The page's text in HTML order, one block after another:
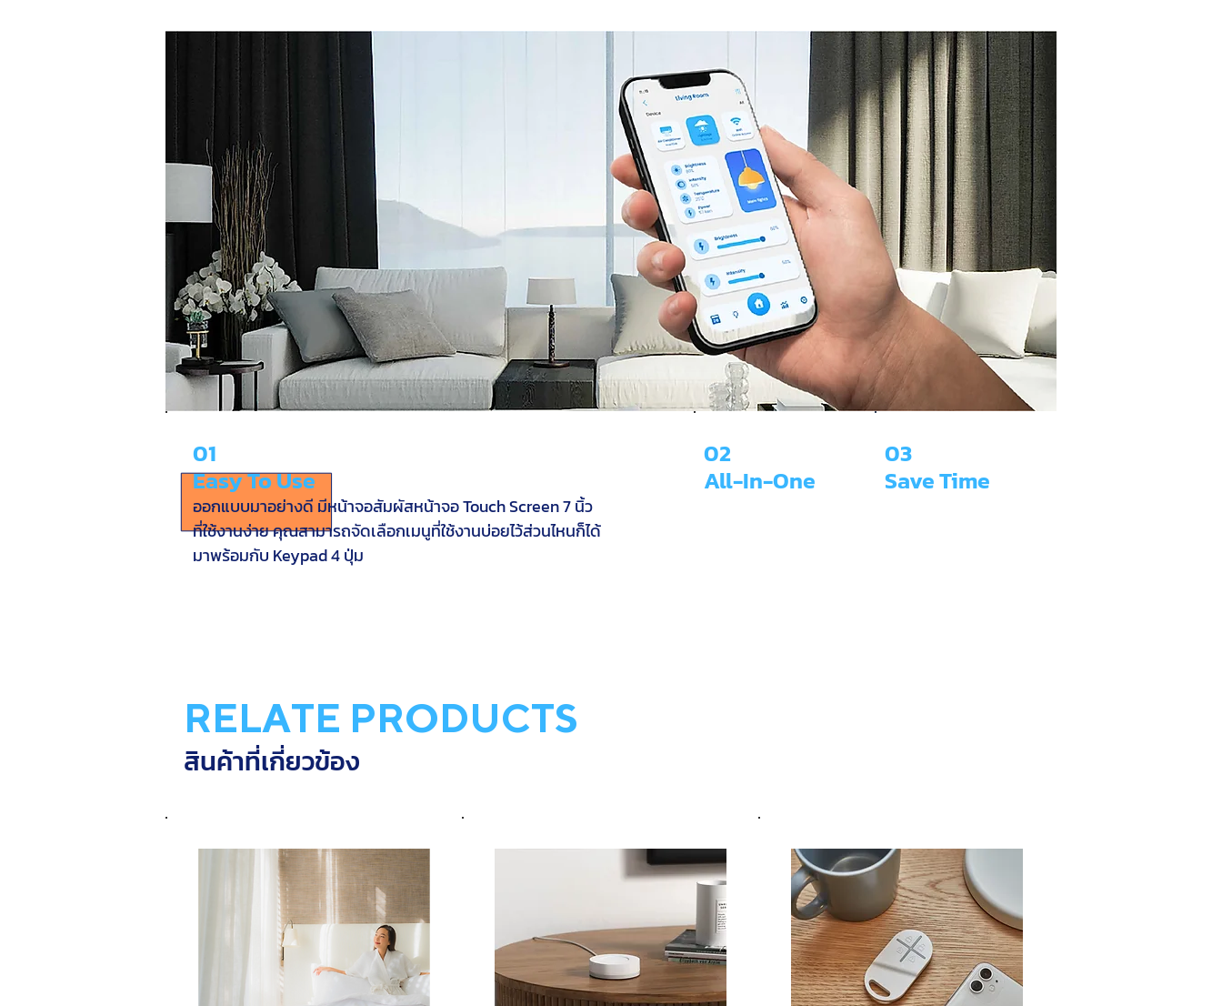
01
Easy To Use
ออกแบบมาอย่างดี มีหน้าจอสัมผัสหน้าจอ Touch Screen 7 นิ้ว
ที่ใช้งานง่าย คุณสามารถจัดเลือกเมนูที่ใช้งานบ่อยไว้ส่วนไหนก็ได้
มาพร้อมกับ Keypad 4 ปุ่ม
03
Save Time
02
All-In-One
RELATE PRODUCTS
สินค้าที่เกี่ยวข้อง